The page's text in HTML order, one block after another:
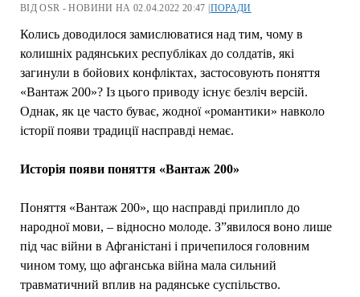
ВІД OSR - НОВИНИ НА 02.04.2022 20:47 |ПОРАДИ
Колись доводилося замислюватися над тим, чому в
колишніх радянських республіках до солдатів, які
загинули в бойових конфліктах, застосовують поняття
«Вантаж 200»? Із цього приводу існує безліч версій.
Однак, як це часто буває, жодної «романтики» навколо
історії появи традиції насправді немає.
Исторія появи поняття «Вантаж 200»
Поняття «Вантаж 200», що насправді прилипло до
народної мови, – відносно молоде. З”явилося воно лише
під час війни в Афганістані і причепилося головним
чином тому, що афганська війна мала сильний
травматичний вплив на радянське суспільство.